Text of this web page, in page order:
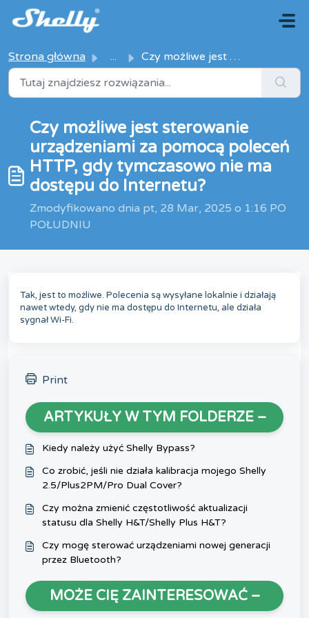
Przejdź do głównej treści
Strona główna ... Czy możliwe jest sterowanie urządzeniami za pomocą polece...
Czy możliwe jest sterowanie
urządzeniami za pomocą poleceń
HTTP, gdy tymczasowo nie ma
dostępu do Internetu?
Zmodyfikowano dnia pt, 28 Mar, 2025 o 1:16 PO
POŁUDNIU
Tak, jest to możliwe. Polecenia są wysyłane lokalnie i działają
nawet wtedy, gdy nie ma dostępu do Internetu, ale działa
sygnał Wi-Fi.
Print
ARTYKUŁY W TYM FOLDERZE –
Kiedy należy użyć Shelly Bypass?
Co zrobić, jeśli nie działa kalibracja mojego Shelly
2.5/Plus2PM/Pro Dual Cover?
Czy można zmienić częstotliwość aktualizacji
statusu dla Shelly H&T/Shelly Plus H&T?
Czy mogę sterować urządzeniami nowej generacji
przez Bluetooth?
MOŻE CIĘ ZAINTERESOWAĆ –